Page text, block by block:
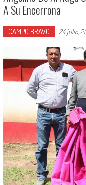
A Su Encerrona
CAMPO BRAVO 24 julio,